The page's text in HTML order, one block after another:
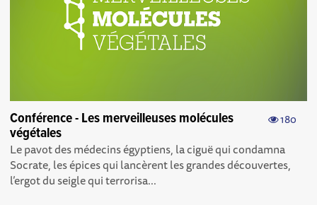
180
Conférence - Les merveilleuses molécules
végétales
Le pavot des médecins égyptiens, la ciguë qui condamna
Socrate, les épices qui lancèrent les grandes découvertes,
l’ergot du seigle qui terrorisa...